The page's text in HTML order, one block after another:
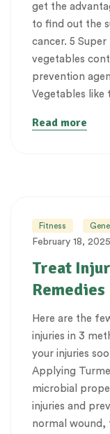
get the
to find out the
cancer. 5
vegetables
prevention
Vegetables like
Read more
Fitness
February 18, 2025
Treat
Remedies
Here are the
injuries in 3
your injuries
Applying
microbial
injuries and
normal wound,